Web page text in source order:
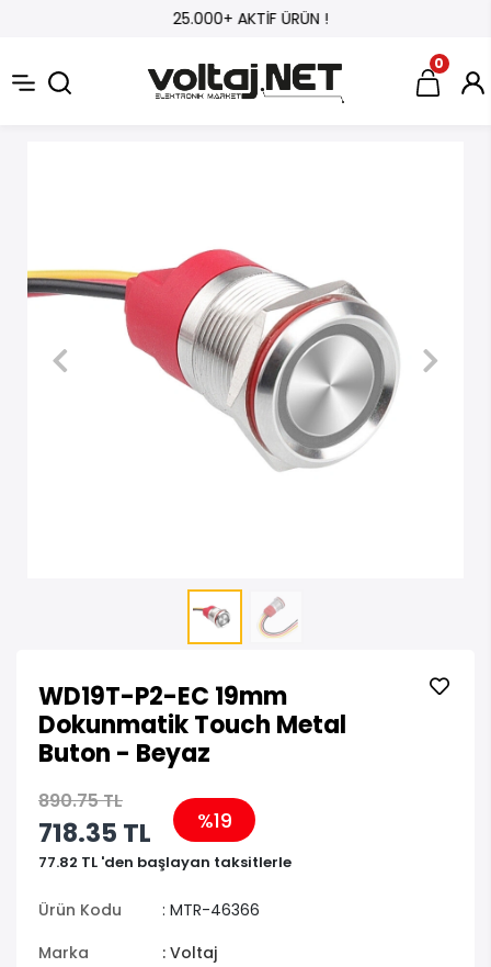
25.000+ AKTİF ÜRÜN !
0
WD19T-P2-EC 19mm
Dokunmatik Touch Metal
Buton - Beyaz
890.75 TL
718.35 TL %19
77.82 TL 'den başlayan taksitlerle
Ürün Kodu
: MTR-46366
Marka
: Voltaj